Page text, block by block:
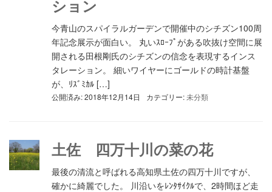
ション
今青山のスパイラルガーデンで開催中のシチズン100周
年記念展示が面白い。 丸いｽﾛｰﾌﾟがある吹抜け空間に展
開される田根剛氏のシチズンの信念を表現するインス
タレーション。 細いワイヤーにゴールドの時計基盤
が、ﾘｽﾞﾐｶﾙ […]
公開済み: 2018年12月14日 カテゴリー:未分類
土佐 四万十川の菜の花
最後の清流と呼ばれる高知県土佐の四万十川ですが、
確かに綺麗でした。 川沿いをﾚﾝﾀｻｲｸﾙで、2時間ほど走